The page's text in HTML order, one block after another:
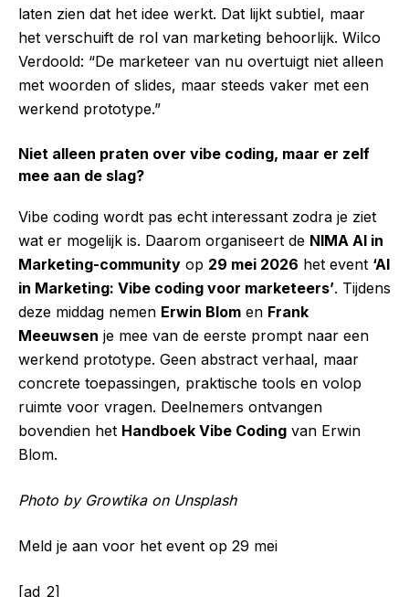
laten zien dat het idee werkt. Dat lijkt subtiel, maar
het verschuift de rol van marketing behoorlijk. Wilco
Verdoold: “De marketeer van nu overtuigt niet alleen
met woorden of slides, maar steeds vaker met een
werkend prototype.”
Niet alleen praten over vibe coding, maar er zelf
mee aan de slag?
Vibe coding wordt pas echt interessant zodra je ziet
wat er mogelijk is. Daarom organiseert de NIMA AI in
Marketing-community op 29 mei 2026 het event ‘AI
in Marketing: Vibe coding voor marketeers’. Tijdens
deze middag nemen Erwin Blom en Frank
Meeuwsen je mee van de eerste prompt naar een
werkend prototype. Geen abstract verhaal, maar
concrete toepassingen, praktische tools en volop
ruimte voor vragen. Deelnemers ontvangen
bovendien het Handboek Vibe Coding van Erwin
Blom.
Photo by Growtika on Unsplash
Meld je aan voor het event op 29 mei
[ad_2]